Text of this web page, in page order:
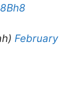
February